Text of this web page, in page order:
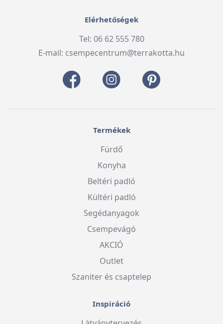
Elérhetőségek
Tel: 06 62 555 780
E-mail: csempecentrum@terrakotta.hu
Termékek
Fürdő
Konyha
Beltéri padló
Kültéri padló
Segédanyagok
Csempevágó
AKCIÓ
Outlet
Szaniter és csaptelep
Inspiráció